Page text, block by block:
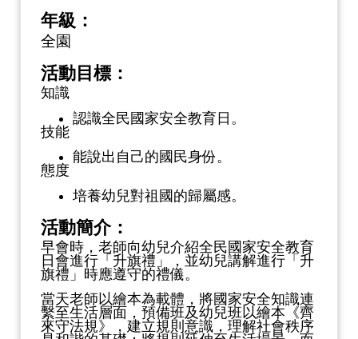
年級：
全園
活動目標：
知識
認識全民國家安全教育日。
技能
能說出自己的國民身份。
態度
培養幼兒對祖國的歸屬感。
活動簡介：
早會時，老師向幼兒介紹全民國家安全教育
日會進行「升旗禮」，並幼兒講解進行「升
旗禮」時應遵守的禮儀。
當天老師以繪本為載體，將國家安全知識連
繫至生活層面，預備班及幼兒班以繪本《齊
來守法規》，建立規則意識，理解社會秩序